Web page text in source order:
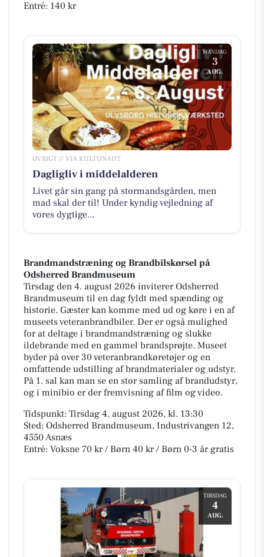
Entré: 140 kr
MANDAG
3
AUG.
ØVRIGT // VIA KULTUNAUT
Dagligliv i middelalderen
Livet går sin gang på stormandsgården, men
mad skal der til! Under kyndig vejledning af
vores dygtige...
Brandmandstræning og Brandbilskørsel på
Odsherred Brandmuseum
Tirsdag den 4. august 2026 inviterer Odsherred
Brandmuseum til en dag fyldt med spænding og
historie. Gæster kan komme med ud og køre i en af
museets veteranbrandbiler. Der er også mulighed
for at deltage i brandmandstræning og slukke
ildebrande med en gammel brandsprøjte. Museet
byder på over 30 veteranbrandkøretøjer og en
omfattende udstilling af brandmaterialer og udstyr.
På 1. sal kan man se en stor samling af brandudstyr,
og i minibio er der fremvisning af film og video.
Tidspunkt: Tirsdag 4. august 2026, kl. 13:30
Sted: Odsherred Brandmuseum, Industrivangen 12,
4550 Asnæs
Entré: Voksne 70 kr / Børn 40 kr / Børn 0-3 år gratis
TIRSDAG
4
AUG.